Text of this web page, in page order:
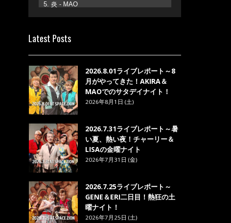
5. 炎 - MAO
7. ベストフレンド - MAO
Latest Posts
2026.8.01ライブレポート～8
月がやってきた！AKIRA＆
MAOでのサタデイナイト！
2026年8月1日 (土)
2026.7.31ライブレポート～暑
い夏、熱い夜！チャーリー＆
LISAの金曜ナイト
2026年7月31日 (金)
2026.7.25ライブレポート～
GENE＆ERI二日目！熱狂の土
曜ナイト！
2026年7月25日 (土)